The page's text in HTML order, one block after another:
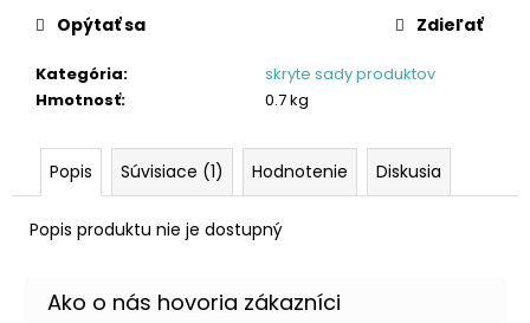
Kategória:
skryte sady produktov
Hmotnosť: 0.7 kg
Opýtať sa Zdieľať
Popis Súvisiace (1) Hodnotenie Diskusia
Popis produktu nie je dostupný
O
p
o
a
m